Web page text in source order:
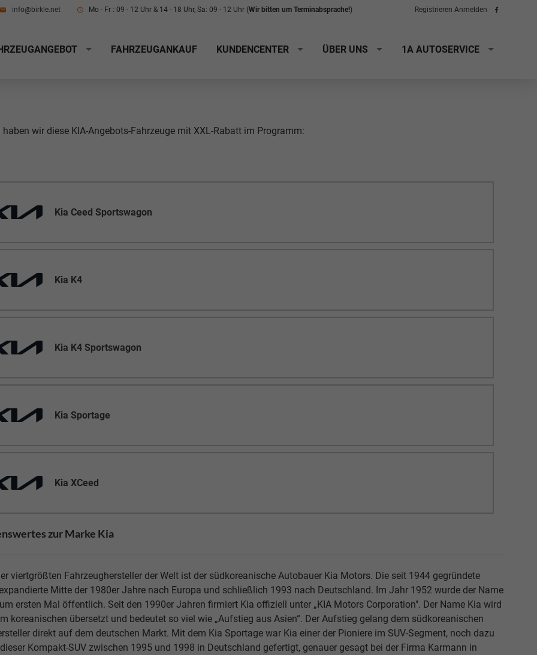
info@birkle.net Mo - Fr : 09 - 12 Uhr & 14 - 18 Uhr, Sa: 09 - 12 Uhr (Wir bitten um Terminabsprache!) Registrieren Anmelden
Folge
FAHRZEUGANKAUF KUNDENCENTER ÜBER UNS 1A AUTOSERVICE
haben wir diese KIA-Angebots-Fahrzeuge mit XXL-Rabatt im Programm:
Kia Ceed Sportswagon
Kia K4
Kia K4 Sportswagon
Kia Sportage
Kia XCeed
zur Marke Kia
viertgrößten Fahrzeughersteller der Welt ist der südkoreanische Autobauer Kia Motors. Die seit 1944 gegründete
Mitte der 1980er Jahre nach Europa und schließlich 1993 nach Deutschland. Im Jahr 1952 wurde der Name
ersten Mal öffentlich. Seit den 1990er Jahren firmiert Kia offiziell unter „KIA Motors Corporation". Der Name Kia wird
koreanischen übersetzt und bedeutet so viel wie „Aufstieg aus Asien“. Der Aufstieg gelang dem südkoreanischen
direkt auf dem deutschen Markt. Mit dem Kia Sportage war Kia einer der Pioniere im SUV-Segment, noch dazu
Kompakt-SUV zwischen 1995 und 1998 in Deutschland gefertigt, genauer gesagt bei der Firma Karmann in